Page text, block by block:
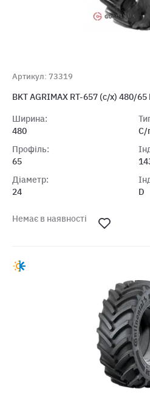
Артикул: 73319
BKT AGRIMAX RT-657 (с/х) 480/
Ширина:
480
Профіль:
65
Діаметр:
24
С/
D
Немає в наявності